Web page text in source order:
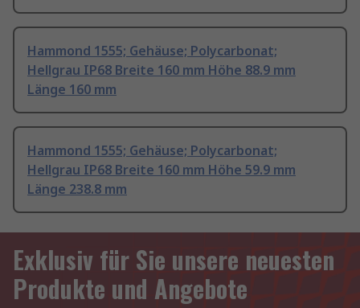
Hammond 1555; Gehäuse; Polycarbonat;
Hellgrau IP68 Breite 160 mm Höhe 88.9 mm
Länge 160 mm
Hammond 1555; Gehäuse; Polycarbonat;
Hellgrau IP68 Breite 160 mm Höhe 59.9 mm
Länge 238.8 mm
Exklusiv für Sie unsere neuesten
Produkte und Angebote